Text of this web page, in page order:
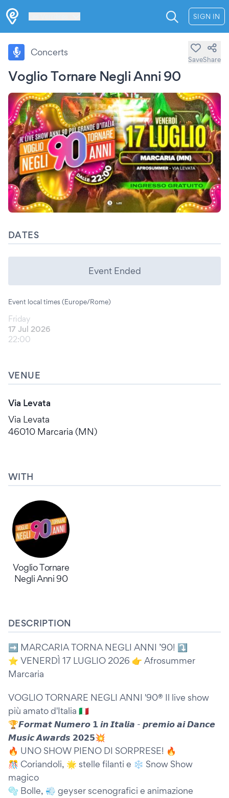
SIGN IN
Voglio Tornare Negli Anni 90
Concerts
SaveShare
DATES
Event Ended
Event local times (Europe/Rome)
Friday
17 Jul 2026
22:00
VENUE
Via Levata
Via Levata
46010 Marcaria (MN)
WITH
Voglio Tornare
Negli Anni 90
DESCRIPTION
➡️ MARCARIA TORNA NEGLI ANNI ’90! ⤵️
⭐️ VENERDÌ 17 LUGLIO 2026 👉 Afrosummer
Marcaria
VOGLIO TORNARE NEGLI ANNI '90®️ Il live show
più amato d'Italia 🇮🇹
🏆𝙁𝙤𝙧𝙢𝙖𝙩 𝙉𝙪𝙢𝙚𝙧𝙤 𝟭 𝙞𝙣 𝙄𝙩𝙖𝙡𝙞𝙖 - 𝙥𝙧𝙚𝙢𝙞𝙤 𝙖𝙞 𝘿𝙖𝙣𝙘𝙚
𝙈𝙪𝙨𝙞𝙘 𝘼𝙬𝙖𝙧𝙙𝙨 𝟮𝟬𝟮𝟱💥
🔥 UNO SHOW PIENO DI SORPRESE! 🔥
🎊 Coriandoli, 🌟 stelle filanti e ❄️ Snow Show
magico
🫧 Bolle, 💨 geyser scenografici e animazione